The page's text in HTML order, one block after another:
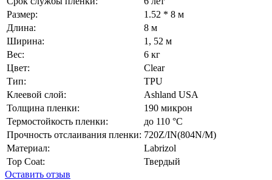
Размер:
1.52 * 8 м
Длина:
8 м
Ширина:
1, 52 м
Вес:
6 кг
Цвет:
Сlear
Тип:
TPU
Клеевой слой:
Ashland USA
Толщина пленки:
190 микрон
Термостойкость пленки:
до 110 °C
Прочность отслаивания пленки: 720Z/IN(804N/M)
Материал:
Labrizol
Top Coat:
Твердый
Оставить отзыв